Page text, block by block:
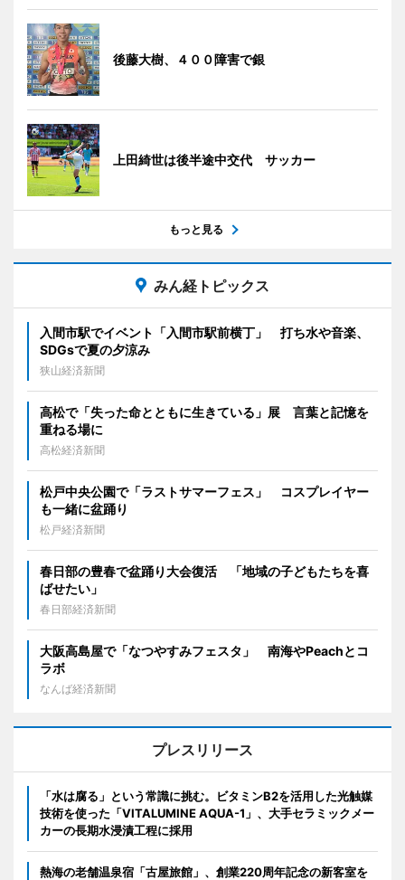
後藤大樹、４００障害で銀
上田綺世は後半途中交代 サッカー
もっと見る
みん経トピックス
入間市駅でイベント「入間市駅前横丁」 打ち水や音楽、
SDGsで夏の夕涼み
狭山経済新聞
高松で「失った命とともに生きている」展 言葉と記憶を
重ねる場に
高松経済新聞
松戸中央公園で「ラストサマーフェス」 コスプレイヤー
も一緒に盆踊り
松戸経済新聞
春日部の豊春で盆踊り大会復活 「地域の子どもたちを喜
ばせたい」
春日部経済新聞
大阪高島屋で「なつやすみフェスタ」 南海やPeachとコ
ラボ
なんば経済新聞
プレスリリース
「水は腐る」という常識に挑む。ビタミンB2を活用した光触媒
技術を使った「VITALUMINE AQUA-1」、大手セラミックメー
カーの長期水浸漬工程に採用
熱海の老舗温泉宿「古屋旅館」、創業220周年記念の新客室を